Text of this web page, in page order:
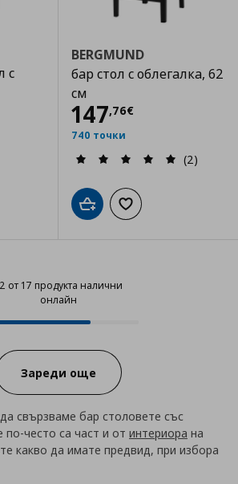
с
списъка с любими
BERGMUND
бар стол с облегалка, 62
см
147,76€
Цена
740 точки
(2)
Добави в кошницата
Добави към
от 17 продукта налични
онлайн
Зареди още
свързваме бар столовете със
по-често са част и от интериора на
какво да имате предвид, при избора